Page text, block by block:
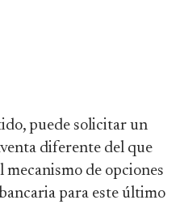
puede solicitar un
diferente del que
mecanismo de opciones
para este último